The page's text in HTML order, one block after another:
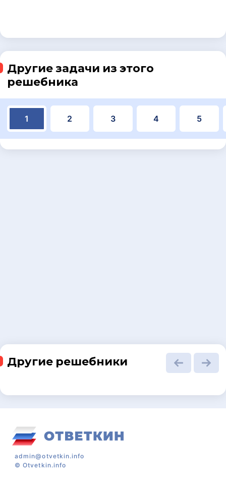
Другие задачи из этого
решебника
1 2 3 4 5
Другие решебники
admin@otvetkin.info
©Otvetkin.info